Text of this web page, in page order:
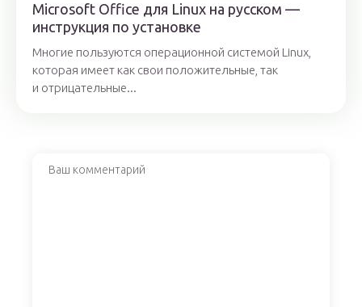
Microsoft Office для Linux на русском —
инструкция по установке
Многие пользуются операционной системой Linux,
которая имеет как свои положительные, так
и отрицательные...